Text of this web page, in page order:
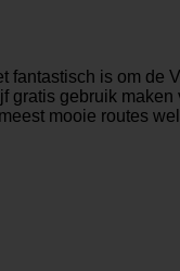
fantastisch is om de
gratis gebruik maken
mooie routes